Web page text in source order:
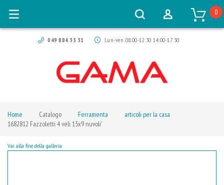
049 884 33 31 Lun-ven 08:00-12:30 14:00-17:30
0
Home Catalogo Ferramenta
articoli per la casa
1682812 Fazzoletti 4 veli 15x9 nuvoli'
Vai alla fine della galleria